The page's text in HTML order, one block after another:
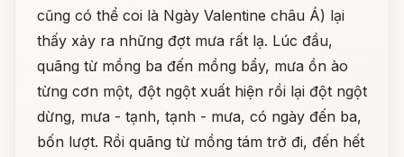
cũng có thể coi là Ngày Valentine châu Á) lại
thấy xảy ra những đợt mưa rất lạ. Lúc đầu,
quãng từ mồng ba đến mồng bẩy, mưa ồn ào
từng cơn một, đột ngột xuất hiện rồi lại đột ngột
dừng, mưa - tạnh, tạnh - mưa, có ngày đến ba,
bốn lượt. Rồi quãng từ mồng tám trở đi, đến hết